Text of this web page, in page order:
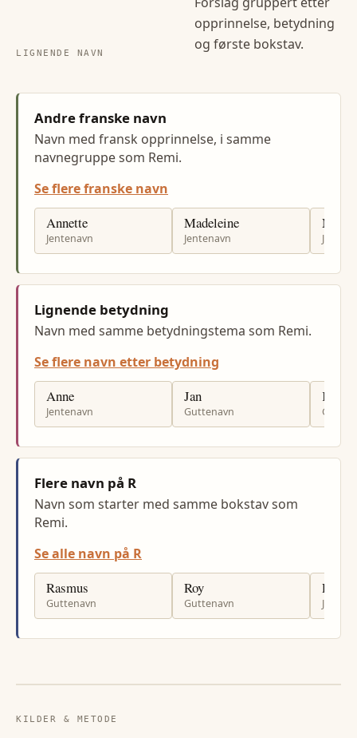
LIGNENDE NAVN
opprinnelse, betydning
og første bokstav.
Andre franske navn
Navn med fransk opprinnelse, i samme
navnegruppe som Remi.
Se flere franske navn
Annette
Jentenavn
Madeleine
Jentenavn
Lignende betydning
Navn med samme betydningstema som Remi.
Se flere navn etter betydning
Anne
Jentenavn
Jan
Guttenavn
Kjell
Flere navn på R
Navn som starter med samme bokstav som
Remi.
Se alle navn på R
Rasmus
Guttenavn
Roy
Guttenavn
KILDER & METODE